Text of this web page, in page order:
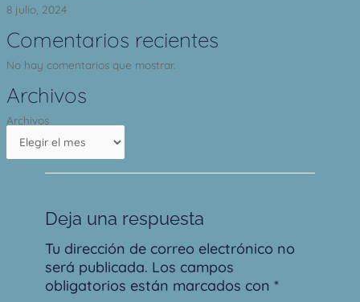
8 julio, 2024
Comentarios recientes
No hay comentarios que mostrar.
Archivos
Archivos
Deja una respuesta
Tu dirección de correo electrónico no
será publicada. Los campos
obligatorios están marcados con *